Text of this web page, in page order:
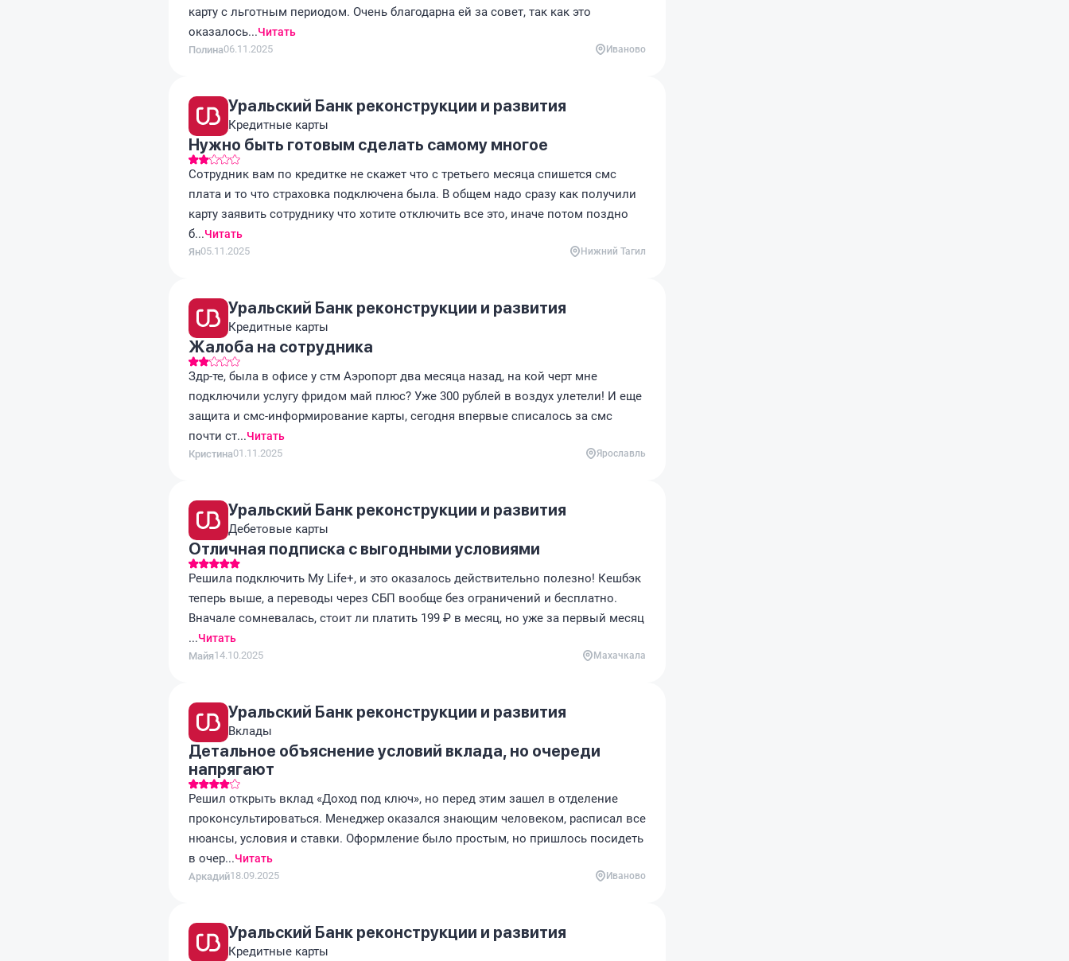
карту с льготным периодом. Очень благодарна ей за совет, так как это
оказалось...Читать
Полина06.11.2025 Иваново
Уральский Банк реконструкции и развития
Кредитные карты
Нужно быть готовым сделать самому многое
Сотрудник вам по кредитке не скажет что с третьего месяца спишется смс
плата и то что страховка подключена была. В общем надо сразу как получили
карту заявить сотруднику что хотите отключить все это, иначе потом поздно
б...Читать
Ян05.11.2025 Нижний Тагил
Уральский Банк реконструкции и развития
Кредитные карты
Жалоба на сотрудника
Здр-те, была в офисе у стм Аэропорт два месяца назад, на кой черт мне
подключили услугу фридом май плюс? Уже 300 рублей в воздух улетели! И еще
защита и смс-информирование карты, сегодня впервые списалось за смс
почти ст...Читать
Кристина01.11.2025 Ярославль
Уральский Банк реконструкции и развития
Дебетовые карты
Отличная подписка с выгодными условиями
Решила подключить My Life+, и это оказалось действительно полезно! Кешбэк
теперь выше, а переводы через СБП вообще без ограничений и бесплатно.
Вначале сомневалась, стоит ли платить 199 ₽ в месяц, но уже за первый месяц
...Читать
Майя14.10.2025 Махачкала
Уральский Банк реконструкции и развития
Вклады
Детальное объяснение условий вклада, но очереди
напрягают
Решил открыть вклад «Доход под ключ», но перед этим зашел в отделение
проконсультироваться. Менеджер оказался знающим человеком, расписал все
нюансы, условия и ставки. Оформление было простым, но пришлось посидеть
в очер...Читать
Аркадий18.09.2025 Иваново
Уральский Банк реконструкции и развития
Кредитные карты